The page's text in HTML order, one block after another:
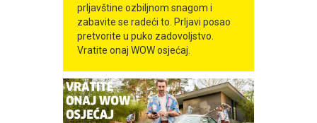
prljavštine ozbiljnom snagom i
zabavite se radeći to. Prljavi posao
pretvorite u puko zadovoljstvo.
Vratite onaj WOW osjećaj.